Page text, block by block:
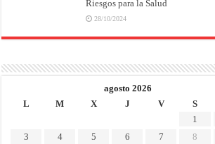
Riesgos para la Salud
28/10/2024
agosto 2026
L
M X J V S
1
3
4 5 6 7 8